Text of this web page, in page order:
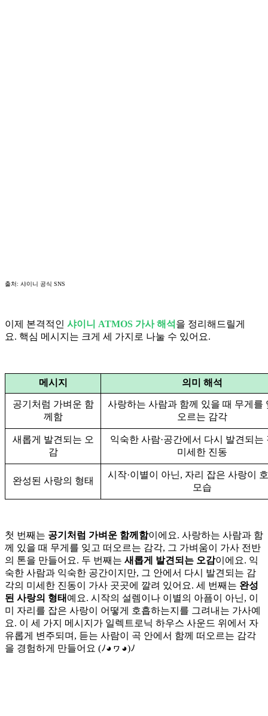
출처: 샤이니 공식 SNS
이제 본격적인 샤이니 ATMOS 가사 해석 을 정리해드릴게
요. 핵심 메시지는 크게 세 가지로 나눌 수 있어요.
메시지 의미 해석
공기처럼 가벼운 함
께함
사랑하는 사람과 함께 있을 때 무게를
오르는 감각
새롭게 발견되는 오
감
익숙한 사람·공간에서 다시 발견되는
미세한 진동
완성된 사랑의 형태
시작·이별이 아닌, 자리 잡은 사랑이
모습
첫 번째는 공기처럼 가벼운 함께함이에요. 사랑하는 사람과 함
께 있을 때 무게를 잊고 떠오르는 감각, 그 가벼움이 가사 전반
의 톤을 만들어요. 두 번째는 새롭게 발견되는 오감이에요. 익
숙한 사람과 익숙한 공간이지만, 그 안에서 다시 발견되는 감
각의 미세한 진동이 가사 곳곳에 깔려 있어요. 세 번째는 완성
된 사랑의 형태 예요. 시작의 설렘이나 이별의 아픔이 아닌, 이
미 자리를 잡은 사랑이 어떻게 호흡하는지를 그려내는 가사예
요. 이 세 가지 메시지가 일렉트로닉 하우스 사운드 위에서 자
유롭게 변주되며, 듣는 사람이 곡 안에서 함께 떠오르는 감각
을 경험하게 만들어요 (ﾉ◕ヮ◕)ﾉ